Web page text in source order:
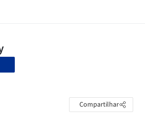
Compartilhar